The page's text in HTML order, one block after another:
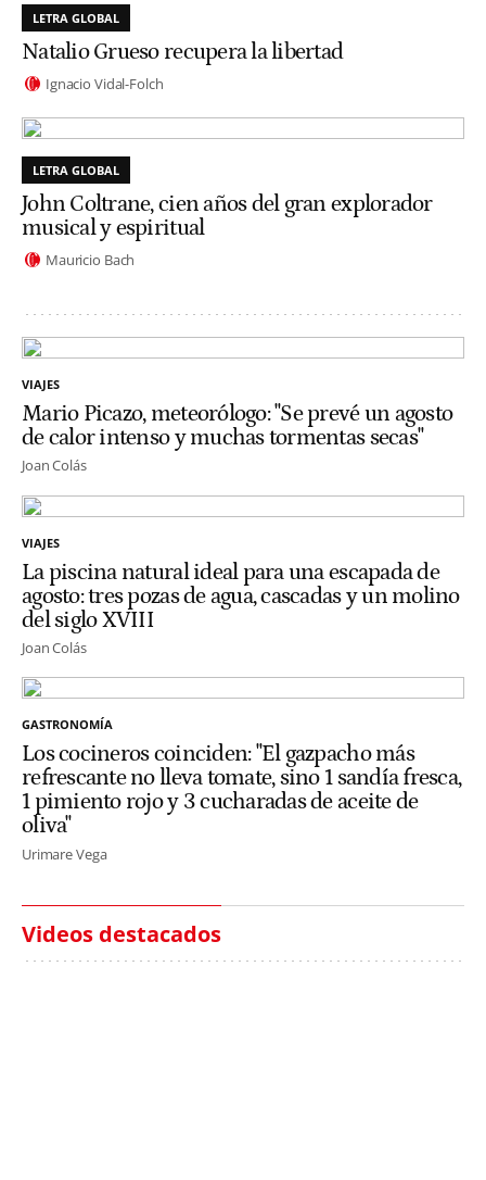
LETRA GLOBAL
Natalio Grueso recupera la libertad
Ignacio Vidal-Folch
LETRA GLOBAL
John Coltrane, cien años del gran explorador
musical y espiritual
Mauricio Bach
VIAJES
Mario Picazo, meteorólogo: "Se prevé un agosto
de calor intenso y muchas tormentas secas"
Joan Colás
VIAJES
La piscina natural ideal para una escapada de
agosto: tres pozas de agua, cascadas y un molino
del siglo XVIII
Joan Colás
GASTRONOMÍA
Los cocineros coinciden: "El gazpacho más
refrescante no lleva tomate, sino 1 sandía fresca,
1 pimiento rojo y 3 cucharadas de aceite de
oliva"
Urimare Vega
Videos destacados